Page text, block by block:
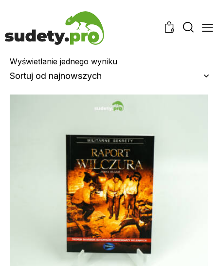
0
Wyświetlanie jednego wyniku